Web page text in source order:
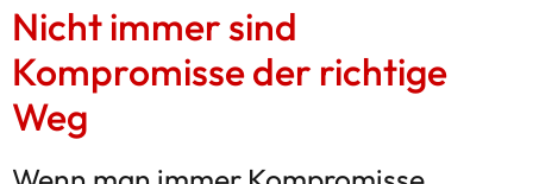
Nicht immer sind
Kompromisse der richtige
Weg